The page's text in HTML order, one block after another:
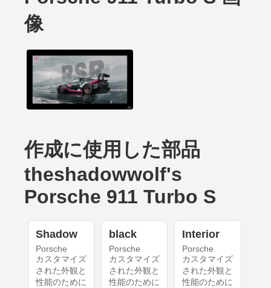
像
作成に使用した部品
theshadowwolf's
Porsche 911 Turbo S
Shadow
Porsche
カスタマイズ
された外観と
性能のために
black
Porsche
カスタマイズ
された外観と
性能のために
Interior
Porsche
カスタマイズ
された外観と
性能のために